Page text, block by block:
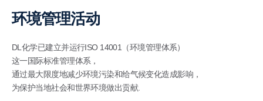
环境管理活动
DL化学已建立并运行ISO 14001（环境管理体系）
这一国际标准管理体系，
通过最大限度地减少环境污染和给气候变化造成影响，
为保护当地社会和世界环境做出贡献.